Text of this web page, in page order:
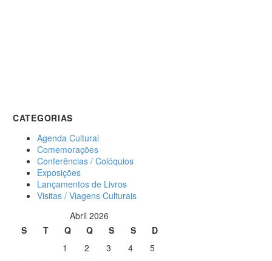
CATEGORIAS
Agenda Cultural
Comemorações
Conferências / Colóquios
Exposições
Lançamentos de Livros
Visitas / Viagens Culturais
Abril 2026
S
T Q Q S S
D
1
2 3 4
5